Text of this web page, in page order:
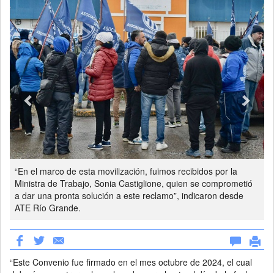
“En el marco de esta movilización, fuimos recibidos por la
Ministra de Trabajo, Sonia Castiglione, quien se comprometió
a dar una pronta solución a este reclamo”, indicaron desde
ATE Río Grande.
“Este Convenio fue firmado en el mes octubre de 2024, el cual